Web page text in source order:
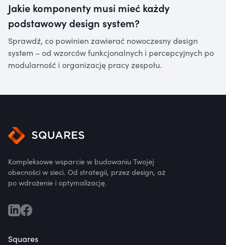
Jakie komponenty musi mieć każdy
podstawowy design system?
Sprawdź, co powinien zawierać nowoczesny design
system – od wzorców funkcjonalnych i percepcyjnych po
modularność i organizację pracy zespołu.
Kompleksowe wsparcie w budowaniu Twojej
obecności w sieci. Od strategii, przez design, aż
po wdrożenie i optymalizację.
Squares